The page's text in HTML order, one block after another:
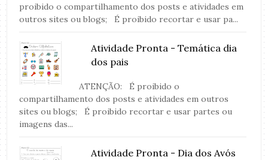
proibido o compartilhamento dos posts e atividades em
outros sites ou blogs; É proibido recortar e usar pa...
Atividade Pronta - Temática dia
dos pais
ATENÇÃO: É proibido o
compartilhamento dos posts e atividades em outros
sites ou blogs; É proibido recortar e usar partes ou
imagens das...
Atividade Pronta - Dia dos Avós